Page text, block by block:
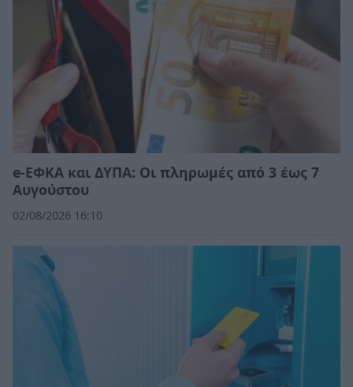
e-ΕΦΚΑ και ΔΥΠΑ: Οι πληρωμές από 3 έως 7
Αυγούστου
02/08/2026 16:10